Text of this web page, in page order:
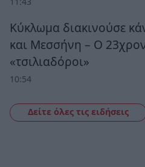
Κύκλωμα διακινούσε
και Μεσσήνη – Ο
«τσιλιαδόροι»
10:54
Δείτε όλες τις ειδήσεις